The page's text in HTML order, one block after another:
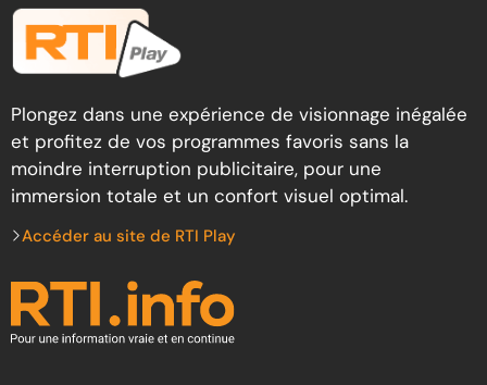
Plongez dans une expérience de visionnage inégalée
et profitez de vos programmes favoris sans la
moindre interruption publicitaire, pour une
immersion totale et un confort visuel optimal.
Accéder au site de RTI Play